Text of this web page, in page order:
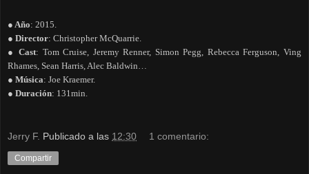
● Año: 2015.
● Director: Christopher McQuarrie.
● Cast: Tom Cruise, Jeremy Renner, Simon Pegg, Rebecca Ferguson, Ving
Rhames, Sean Harris, Alec Baldwin…
● Música: Joe Kraemer.
● Duración: 131min.
Jerry F. Publicado a las 12:30 1 comentario:
Compartir